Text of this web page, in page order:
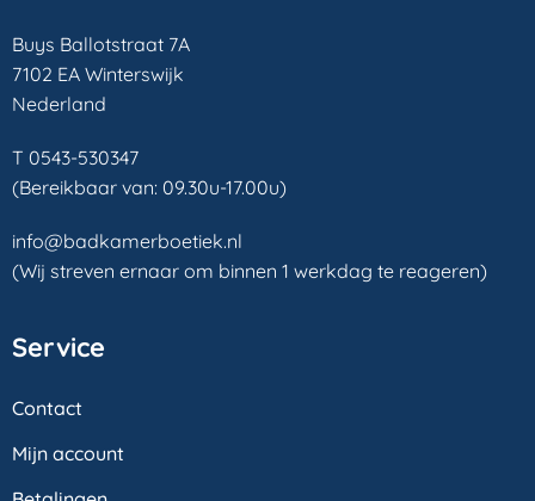
Buys Ballotstraat 7A
7102 EA Winterswijk
Nederland
T 0543-530347
(Bereikbaar van: 09.30u-17.00u)
info@badkamerboetiek.nl
(Wij streven ernaar om binnen 1 werkdag te reageren)
Service
Contact
Mijn account